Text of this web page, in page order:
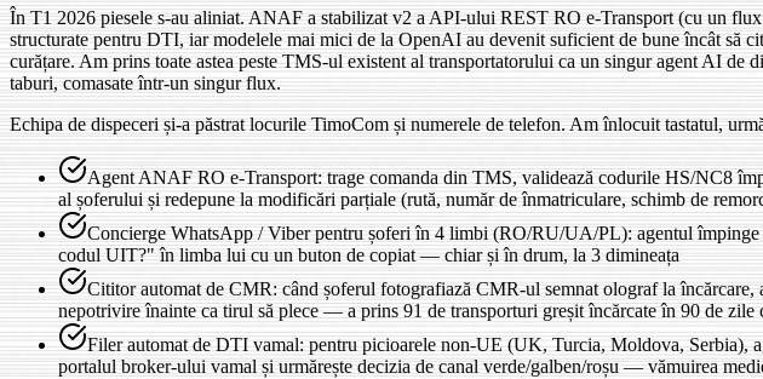
În T1 2026 piesele s-au aliniat. ANAF a stabilizat v2 a API-ului REST RO e-Transport (cu un
structurate pentru DTI, iar modelele mai mici de la OpenAI au devenit suficient de bune încât să
curățare. Am prins toate astea peste TMS-ul existent al transportatorului ca un singur agent AI
taburi, comasate într-un singur flux.
Echipa de dispeceri și-a păstrat locurile TimoCom și numerele de telefon. Am înlocuit tastatul,
Agent ANAF RO e-Transport: trage comanda din TMS, validează codurile HS/NC8
al șoferului și redepune la modificări parțiale (rută, număr de înmatriculare, schimb de
Concierge WhatsApp / Viber pentru șoferi în 4 limbi (RO/RU/UA/PL): agentul
codul UIT?" în limba lui cu un buton de copiat — chiar și în drum, la 3 dimineața
Cititor automat de CMR: când șoferul fotografiază CMR-ul semnat olograf la încărcare,
nepotrivire înainte ca tirul să plece — a prins 91 de transporturi greșit încărcate în 90 de
Filer automat de DTI vamal: pentru picioarele non-UE (UK, Turcia, Moldova, Serbia),
portalul broker-ului vamal și urmărește decizia de canal verde/galben/roșu — vămuirea